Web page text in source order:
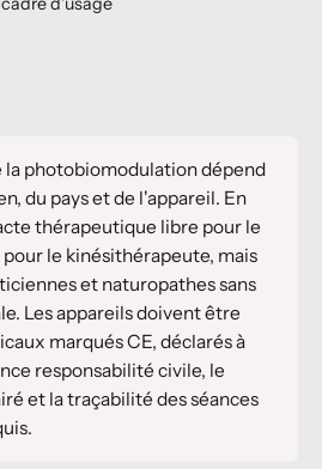
la photobiomodulation dépend
du pays et de l'appareil. En
thérapeutique libre pour le
le kinésithérapeute, mais
et naturopathes sans
Les appareils doivent être
marqués CE, déclarés à
responsabilité civile, le
et la traçabilité des séances